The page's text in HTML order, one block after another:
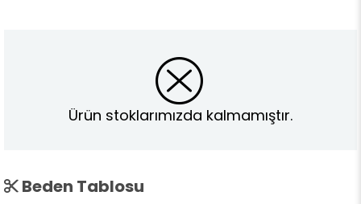
Ürün stoklarımızda kalmamıştır.
Beden Tablosu